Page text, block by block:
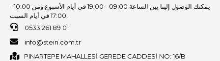
يمكنك الوصول إلينا بين الساعة 09:00 - 19:00 في أيام الأسبوع ومن 10:00 -
0533 261 89 01
info@stein.com.tr
PINARTEPE MAHALLESİ GEREDE CADDESİ NO: 16/B